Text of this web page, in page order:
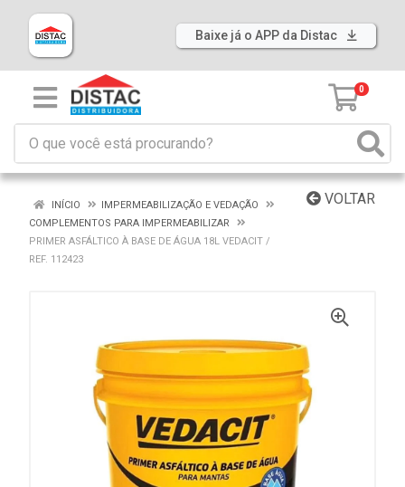
Baixe já o APP da Distac
0
VOLTAR
INÍCIO
IMPERMEABILIZAÇÃO E VEDAÇÃO
COMPLEMENTOS PARA IMPERMEABILIZAR
PRIMER ASFÁLTICO À BASE DE ÁGUA 18L VEDACIT /
REF. 112423